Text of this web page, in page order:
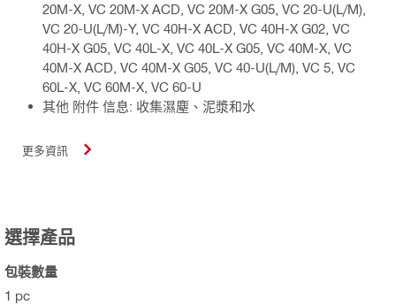
20M-X, VC 20M-X ACD, VC 20M-X G05, VC 20-U(L/M),
VC 20-U(L/M)-Y, VC 40H-X ACD, VC 40H-X G02, VC
40H-X G05, VC 40L-X, VC 40L-X G05, VC 40M-X, VC
40M-X ACD, VC 40M-X G05, VC 40-U(L/M), VC 5, VC
60L-X, VC 60M-X, VC 60-U
其他 附件 信息: 收集濕塵、泥漿和水
更多資訊
選擇產品
包裝數量
1 pc